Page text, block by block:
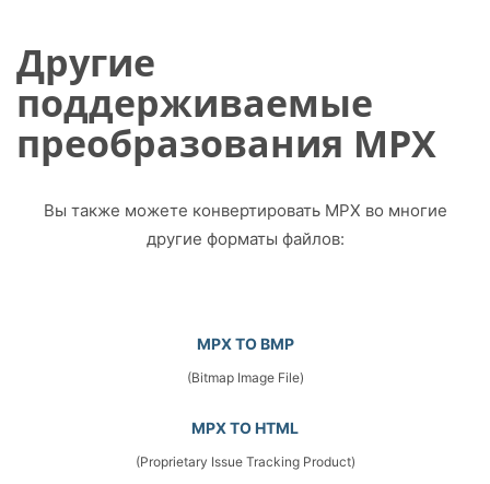
Другие
поддерживаемые
преобразования MPX
Вы также можете конвертировать MPX во многие
другие форматы файлов:
MPX TO BMP
(Bitmap Image File)
MPX TO HTML
(Proprietary Issue Tracking Product)